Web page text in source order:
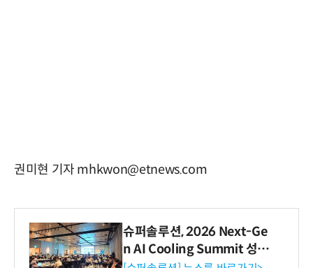
권미현 기자 mhkwon@etnews.com
슈퍼솔루션, 2026 Next-Ge
n AI Cooling Summit 성황